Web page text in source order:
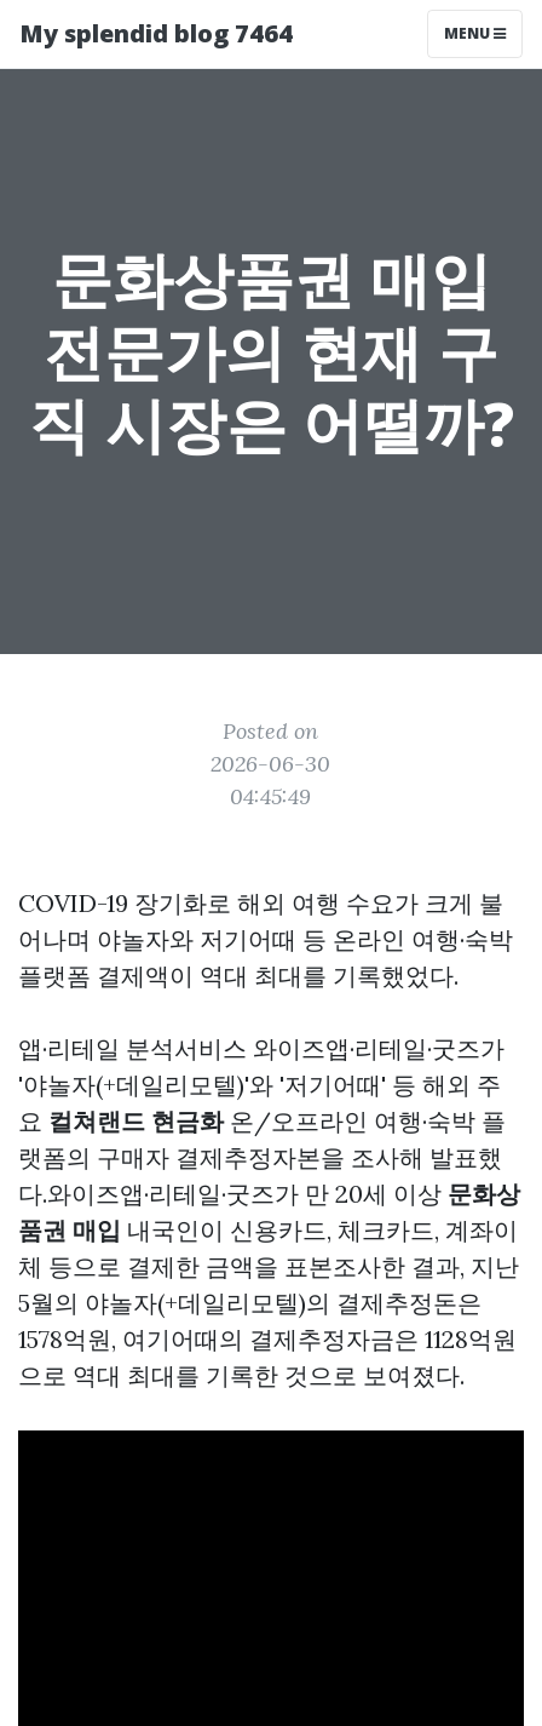
My splendid blog 7464 MENU
문화상품권 매입
전문가의 현재 구
직 시장은 어떨까?
Posted on
2026-06-30
04:45:49
COVID-19 장기화로 해외 여행 수요가 크게 불
어나며 야놀자와 저기어때 등 온라인 여행·숙박
플랫폼 결제액이 역대 최대를 기록했었다.
앱·리테일 분석서비스 와이즈앱·리테일·굿즈가
'야놀자(+데일리모텔)'와 '저기어때' 등 해외 주
요 컬쳐랜드 현금화온/오프라인 여행·숙박 플
랫폼의 구매자 결제추정자본을 조사해 발표했
다.와이즈앱·리테일·굿즈가 만 20세 이상 문화상
품권 매입 내국인이 신용카드, 체크카드, 계좌이
체 등으로 결제한 금액을 표본조사한 결과, 지난
5월의 야놀자(+데일리모텔)의 결제추정돈은
1578억원, 여기어때의 결제추정자금은 1128억원
으로 역대 최대를 기록한 것으로 보여졌다.